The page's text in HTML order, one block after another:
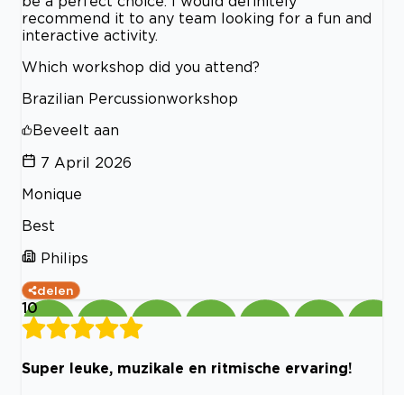
recommend it to any team looking for a fun and
interactive activity.
Which workshop did you attend?
Brazilian Percussionworkshop
Beveelt aan
7 April 2026
Monique
Best
Philips
delen
10
Super leuke, muzikale en ritmische ervaring!